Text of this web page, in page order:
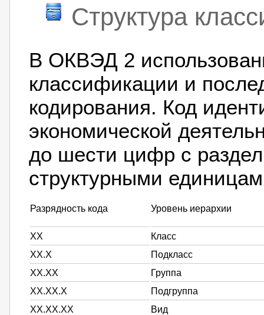
Структура
В ОКВЭД 2
классификации и
кодирования. Код
экономической
до шести цифр с
структурными
Разрядность кода Уровень иерархии
XX
Класс
XX.X
Подкласс
XX.XX
Группа
XX.XX.X
Подгруппа
XX.XX.XX
Вид